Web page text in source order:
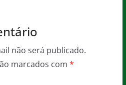
não será publicado.
marcados com *